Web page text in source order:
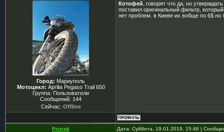
Город: Мариуполь
Мотоцикл: Aprilia Pegaso Trail 650
Группа: Пользователи
Сообщений: 144
Сейчас: Offline
Котофей , говорят что да, но
поставил оригинальный фильтр,
нет проблем. в Киеве их вобще по 6$ но
Prizrak Дата: Суббота, 19.01.2019, 15:46 |